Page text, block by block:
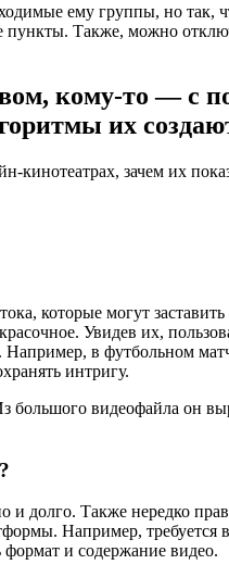
ему группы, но
пункты. Также, можно
кому-то — с
их
кинотеатрах, зачем их
которые могут заставить
Увидев их,
Например, в футбольном
интригу.
видеофайла он
долго. Также нередко
Например, требуется
формат и содержание видео.